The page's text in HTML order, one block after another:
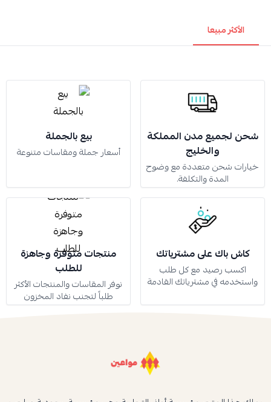
الأكثر مبيعا
شحن لجميع مدن المملكة
والخليج
خيارات شحن متعددة مع وضوح
المدة والتكلفة.
بيع بالجملة
أسعار جملة ومقاسات متنوعة
كاش باك على مشترياتك
اكسب رصيد مع كل طلب
واستخدمه في مشترياتك القادمة
منتجات متوفرة وجاهزة
للطلب
نوفر المقاسات والمنتجات الأكثر
طلباً لتجنب نفاد المخزون